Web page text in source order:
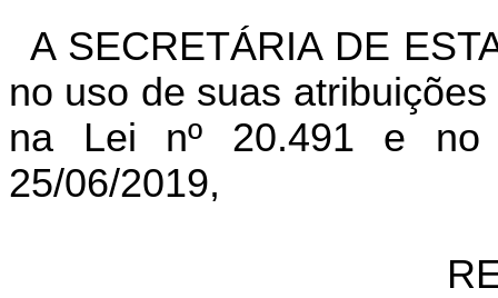
A SECRETÁRIA DE
no uso de suas
na Lei nº 20.491 e no
25/06/2019,